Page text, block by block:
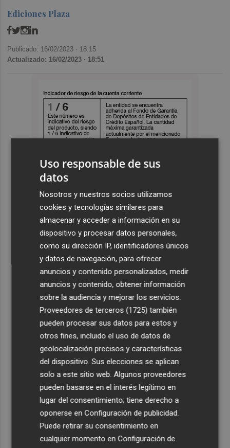
Ediciones Plaza
Publicado: 16/02/2023 · 18:15
Actualizado: 16/02/2023 · 18:51
Uso responsable de sus
datos
Nosotros y nuestros socios utilizamos
cookies y tecnologías similares para
almacenar y acceder a información en su
dispositivo y procesar datos personales,
como su dirección IP, identificadores únicos
y datos de navegación, para ofrecer
anuncios y contenido personalizados, medir
anuncios y contenido, obtener información
sobre la audiencia y mejorar los servicios.
Proveedores de terceros (1725) también
pueden procesar sus datos para estos y
otros fines, incluido el uso de datos de
geolocalización precisos y características
del dispositivo. Sus elecciones se aplican
solo a este sitio web. Algunos proveedores
pueden basarse en el interés legítimo en
lugar del consentimiento; tiene derecho a
oponerse enConfiguración de publicidad.
Puede retirar su consentimiento en
cualquier momento enConfiguración de